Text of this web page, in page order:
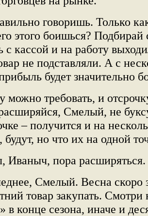
говоришь. Только
этого боишься?
с кассой и на работу
не подставляли. А с
будет значительно
можно требовать, и
Смелый, не
– получится и на
будут, но что их на одной
Иваныч, пора расширяться.
Смелый. Весна скоро
товар закупать. Смотри
в конце сезона, иначе и